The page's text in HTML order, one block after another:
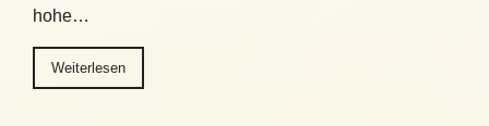
hohe…
Weiterlesen